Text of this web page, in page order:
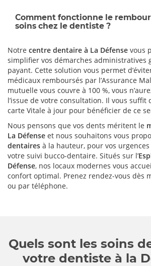
Comment fonctionne le
soins chez le dentiste ?
Notre centre dentaire à La Défense vous
simplifier vos démarches administratives
payant. Cette solution vous permet
médicaux remboursés par l’Assurance
mutuelle vous couvre à 100 %, vous
l’issue de votre consultation. Il vous suffit
carte Vitale à jour pour bénéficier de ce
Nous pensons que vos dents méritent le
La Défense et nous souhaitons vous
dentaires à la hauteur, pour vos
votre suivi bucco-dentaire. Situés sur l’
Défense, nos locaux modernes vous
confort optimal. Prenez rendez-vous dès
ou par téléphone.
Quels sont les soins
votre dentiste à la